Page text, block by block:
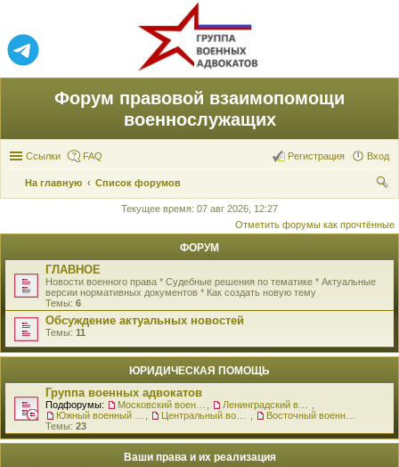
Форум правовой взаимопомощи
военнослужащих
Ссылки FAQ Вход
Регистрация
На главную
Список форумов
ск
Текущее время: 07 авг 2026, 12:27
Отметить форумы как прочтённые
ФОРУМ
ГЛАВНОЕ
Новости военного права * Судебные решения по тематике * Актуальные
версии нормативных документов * Как создать новую тему
Темы: 6
Обсуждение актуальных новостей
Темы: 11
ЮРИДИЧЕСКАЯ ПОМОЩЬ
Группа военных адвокатов
Подфорумы:
Темы: 23
Ваши права и их реализация